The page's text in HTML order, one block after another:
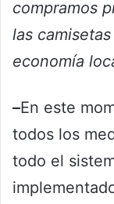
compramos
las
economía
–En este
todos los
todo el